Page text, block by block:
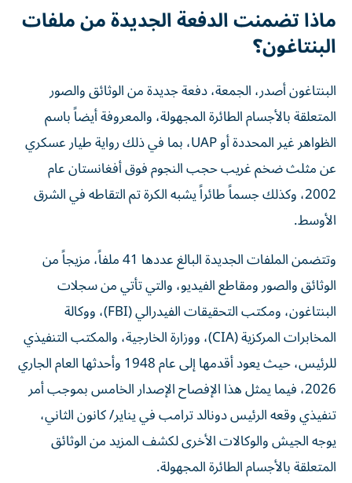
ماذا تضمنت الدفعة الجديدة من ملفات
البنتاغون؟
البنتاغون أصدر، الجمعة، دفعة جديدة من الوثائق والصور
المتعلقة بالأجسام الطائرة المجهولة، والمعروفة أيضاً باسم
الظواهر غير المحددة أو UAP، بما في ذلك رواية طيار عسكري
عن مثلث ضخم غريب حجب النجوم فوق أفغانستان عام
2002، وكذلك جسماً طائراً يشبه الكرة تم التقاطه في الشرق
الأوسط.
وتتضمن الملفات الجديدة البالغ عددها 41 ملفاً، مزيجاً من
الوثائق والصور ومقاطع الفيديو، والتي تأتي من سجلات
البنتاغون، ومكتب التحقيقات الفيدرالي (FBI)، ووكالة
المخابرات المركزية (CIA)، ووزارة الخارجية، والمكتب التنفيذي
للرئيس، حيث يعود أقدمها إلى عام 1948 وأحدثها العام الجاري
2026، فيما يمثل هذا الإفصاح الإصدار الخامس بموجب أمر
تنفيذي وقعه الرئيس دونالد ترامب في يناير/ كانون الثاني،
يوجه الجيش والوكالات الأخرى لكشف المزيد من الوثائق
المتعلقة بالأجسام الطائرة المجهولة.